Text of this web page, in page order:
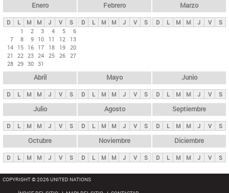
ds
p
n
i
p
a
l
s
Enero
D L M M J V
S
1
2 3 4 5
6
7
8 9 10 11 12
13
14 15 16 17 18 19 20
21
22 23 24 25 26 27
28 29 30 31
Febrero
D L M M J V S
Marzo
D L M M J V S
Abril
D L M M J V S
Mayo
D L M M J V S
Junio
D L M M J V S
Julio
D L M M J V S
Agosto
D L M M J V S
Septiembre
D L M M J V S
Octubre
D L M M J V S
Noviembre
D L M M J V S
Diciembre
D L M M J V S
COPYRIGHT © 2026 UNITED NATIONS